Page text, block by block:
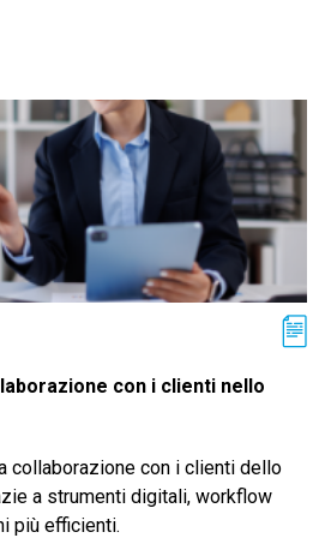
con i clienti nello
collaborazione con i clienti dello
a strumenti digitali, workflow
più efficienti.